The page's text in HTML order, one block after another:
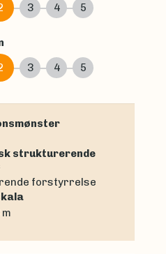
3 4 5
3 4 5
forstyrrelse